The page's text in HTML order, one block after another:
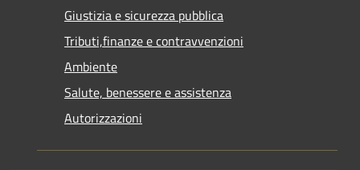
Giustizia e sicurezza pubblica
Tributi,finanze e contravvenzioni
Ambiente
Salute, benessere e assistenza
Autorizzazioni